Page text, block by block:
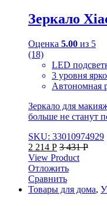
Зеркало
Оценка 5.00 из 5
(18)
LED
3 уровня
Автономная
Зеркало для
больше не станут
SKU: 33010974929
2 214 Р 3 431Р
View Product
Отложить
Сравнить
Товары для дома,